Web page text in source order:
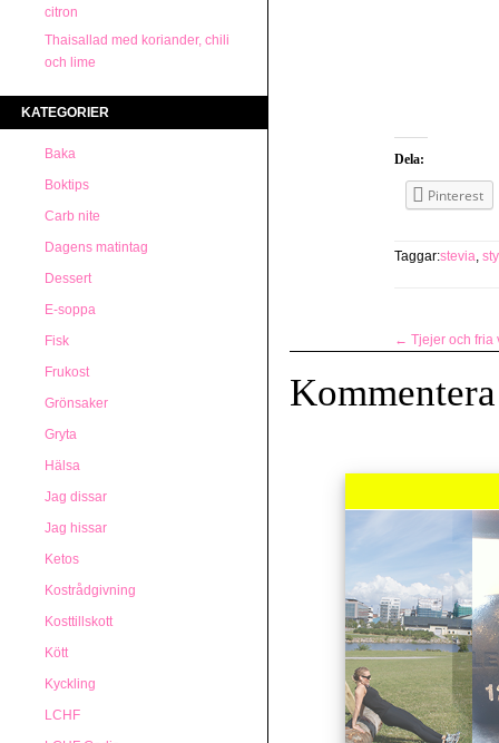
citron
Thaisallad med koriander, chili
och lime
KATEGORIER
Baka
Boktips
Carb nite
Dagens matintag
Dessert
E-soppa
Fisk
Frukost
Grönsaker
Gryta
Hälsa
Jag dissar
Jag hissar
Ketos
Kostrådgivning
Kosttillskott
Kött
Kyckling
LCHF
Dela:
Pinterest
Taggar:stevia,
← Tjejer och fria
Kommentera